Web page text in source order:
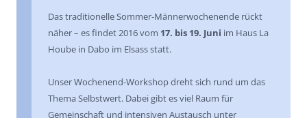
Das traditionelle Sommer-Männerwochenende rückt
näher – es findet 2016 vom 17. bis 19. Juni im Haus La
Hoube in Dabo im Elsass statt.
Unser Wochenend-Workshop dreht sich rund um das
Thema Selbstwert. Dabei gibt es viel Raum für
Gemeinschaft und intensiven Austausch unter